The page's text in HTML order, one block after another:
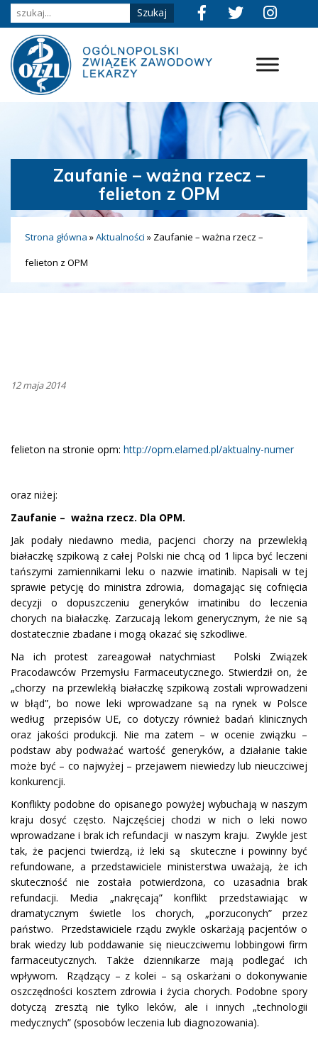
Zaufanie – ważna rzecz –
felieton z OPM
Strona główna »Aktualności » Zaufanie – ważna rzecz –
felieton z OPM
12 maja 2014
felieton na stronie opm: http://opm.elamed.pl/aktualny-numer
oraz niżej:
Zaufanie – ważna rzecz. Dla OPM.
Jak podały niedawno media, pacjenci chorzy na przewlekłą
białaczkę szpikową z całej Polski nie chcą od 1 lipca być leczeni
tańszymi zamiennikami leku o nazwie imatinib. Napisali w tej
sprawie petycję do ministra zdrowia, domagając się cofnięcia
decyzji o dopuszczeniu generyków imatinibu do leczenia
chorych na białaczkę. Zarzucają lekom generycznym, że nie są
dostatecznie zbadane i mogą okazać się szkodliwe.
Na ich protest zareagował natychmiast Polski Związek
Pracodawców Przemysłu Farmaceutycznego. Stwierdził on, że
„chorzy na przewlekłą białaczkę szpikową zostali wprowadzeni
w błąd”, bo nowe leki wprowadzane są na rynek w Polsce
według przepisów UE, co dotyczy również badań klinicznych
oraz jakości produkcji. Nie ma zatem – w ocenie związku –
podstaw aby podważać wartość generyków, a działanie takie
może być – co najwyżej – przejawem niewiedzy lub nieuczciwej
konkurencji.
Konflikty podobne do opisanego powyżej wybuchają w naszym
kraju dosyć często. Najczęściej chodzi w nich o leki nowo
wprowadzane i brak ich refundacji w naszym kraju. Zwykle jest
tak, że pacjenci twierdzą, iż leki są skuteczne i powinny być
refundowane, a przedstawiciele ministerstwa uważają, że ich
skuteczność nie została potwierdzona, co uzasadnia brak
refundacji. Media „nakręcają” konflikt przedstawiając w
dramatycznym świetle los chorych, „porzuconych” przez
państwo. Przedstawiciele rządu zwykle oskarżają pacjentów o
brak wiedzy lub poddawanie się nieuczciwemu lobbingowi firm
farmaceutycznych. Także dziennikarze mają podlegać ich
wpływom. Rządzący – z kolei – są oskarżani o dokonywanie
oszczędności kosztem zdrowia i życia chorych. Podobne spory
dotyczą zresztą nie tylko leków, ale i innych „technologii
medycznych” (sposobów leczenia lub diagnozowania).